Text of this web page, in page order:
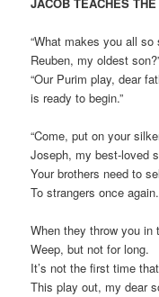
“What makes you all so
Reuben, my oldest
“Our Purim play, dear
is ready to begin.”
“Come, put on your
Joseph, my best-loved
Your brothers need to
To strangers once again.
When they throw you in
Weep, but not for long.
It’s not the first time
This play out, my dear